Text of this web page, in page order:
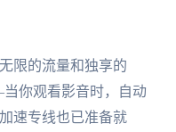
限的流量和独享的
你观看影音时，自动
速专线也已准备就